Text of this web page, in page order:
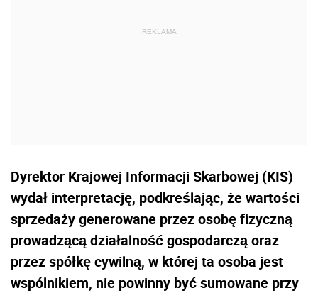
Dyrektor Krajowej Informacji Skarbowej (KIS)
wydał interpretację, podkreślając, że wartości
sprzedaży generowane przez osobę fizyczną
prowadzącą działalność gospodarczą oraz
przez spółkę cywilną, w której ta osoba jest
wspólnikiem, nie powinny być sumowane przy